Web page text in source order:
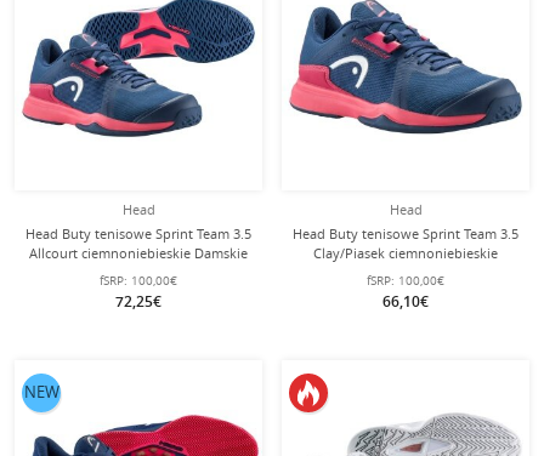
Head
Head Buty tenisowe Sprint Team 3.5
Allcourt ciemnoniebieskie Damskie
fSRP: 100,00€
72,25€
Head
Head Buty tenisowe Sprint Team 3.5
Clay/Piasek ciemnoniebieskie
Damskie
fSRP: 100,00€
66,10€
NEW